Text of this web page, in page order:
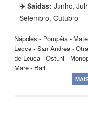
✈️ Saídas: Junho,
Setembro, Outubro
Nápoles - Pompéia -
Lecce - San Andrea -
de Leuca - Ostuni -
Mare - Bari